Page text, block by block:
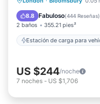
8.8 Fabuloso(444 Reseñas)
2 baños 355.21 pies²
Estación de carga para
Internet
US $244/noche
7 noches - US $1,706